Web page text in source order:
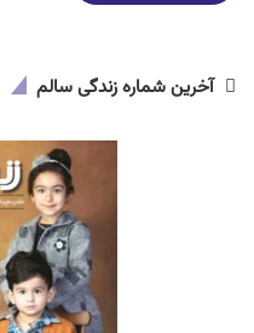
آخرین شماره زندگی سالم